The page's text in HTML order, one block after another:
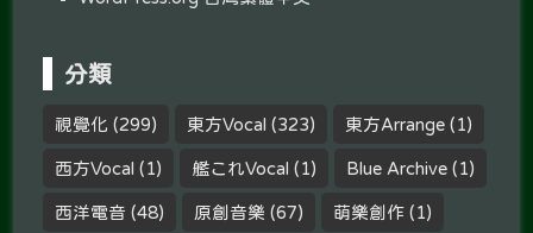
分類
視覺化 (299) 東方Vocal (323) 東方Arrange (1)
西方Vocal (1) 艦これVocal (1) Blue Archive (1)
西洋電音 (48) 原創音樂 (67) 萌樂創作 (1)